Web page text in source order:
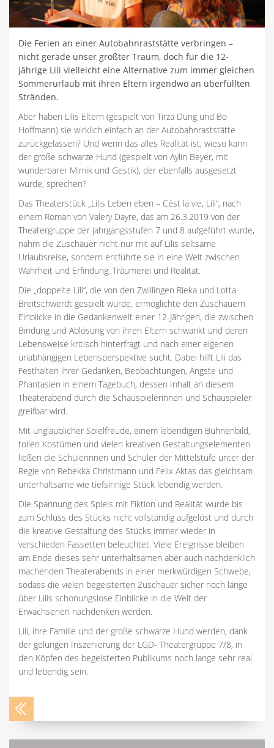
Die Ferien an einer Autobahnraststätte verbringen –
nicht gerade unser größter Traum, doch für die 12-
jährige Lili vielleicht eine Alternative zum immer gleichen
Sommerurlaub mit ihren Eltern irgendwo an überfüllten
Stränden.
Aber haben Lilis Eltern (gespielt von Tirza Dung und Bo
Hoffmann) sie wirklich einfach an der Autobahnraststätte
zurückgelassen? Und wenn das alles Realität ist, wieso kann
der große schwarze Hund (gespielt von Aylin Beyer, mit
wunderbarer Mimik und Gestik), der ebenfalls ausgesetzt
wurde, sprechen?
Das Theaterstück „Lilis Leben eben – Cést la vie, Lili“, nach
einem Roman von Valery Dayre, das am 26.3.2019 von der
Theatergruppe der Jahrgangsstufen 7 und 8 aufgeführt wurde,
nahm die Zuschauer nicht nur mit auf Lilis seltsame
Urlaubsreise, sondern entführte sie in eine Welt zwischen
Wahrheit und Erfindung, Träumerei und Realität.
Die „doppelte Lili“, die von den Zwillingen Rieka und Lotta
Breitschwerdt gespielt wurde, ermöglichte den Zuschauern
Einblicke in die Gedankenwelt einer 12-Jährigen, die zwischen
Bindung und Ablösung von ihren Eltern schwankt und deren
Lebensweise kritisch hinterfragt und nach einer eigenen
unabhängigen Lebensperspektive sucht. Dabei hilft Lili das
Festhalten ihrer Gedanken, Beobachtungen, Ängste und
Phantasien in einem Tagebuch, dessen Inhalt an diesem
Theaterabend durch die Schauspielerinnen und Schauspieler
greifbar wird.
Mit unglaublicher Spielfreude, einem lebendigen Bühnenbild,
tollen Kostümen und vielen kreativen Gestaltungselementen
ließen die Schülerinnen und Schüler der Mittelstufe unter der
Regie von Rebekka Christmann und Felix Aktas das gleichsam
unterhaltsame wie tiefsinnige Stück lebendig werden.
Die Spannung des Spiels mit Fiktion und Realität wurde bis
zum Schluss des Stücks nicht vollständig aufgelöst und durch
die kreative Gestaltung des Stücks immer wieder in
verschieden Fassetten beleuchtet. Viele Ereignisse bleiben
am Ende dieses sehr unterhaltsamen aber auch nachdenklich
machenden Theaterabends in einer merkwürdigen Schwebe,
sodass die vielen begeisterten Zuschauer sicher noch lange
über Lilis schonungslose Einblicke in die Welt der
Erwachsenen nachdenken werden.
Lili, ihre Familie und der große schwarze Hund werden, dank
der gelungen Inszenierung der LGD- Theatergruppe 7/8, in
den Köpfen des begeisterten Publikums noch lange sehr real
und lebendig sein.